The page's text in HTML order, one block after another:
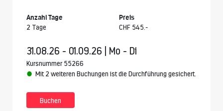
Anzahl Tage
2 Tage
Preis
CHF 545.-
31.08.26 - 01.09.26 | Mo - Di
Kursnummer 55266
Mit 2 weiteren Buchungen ist die Durchführung gesichert.
Buchen